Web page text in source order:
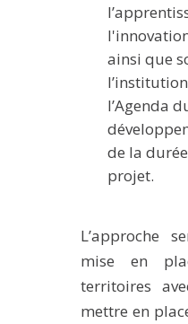
ainsi que
l’Agenda
de la
projet.
L’approche
mise en
territoires
mettre en